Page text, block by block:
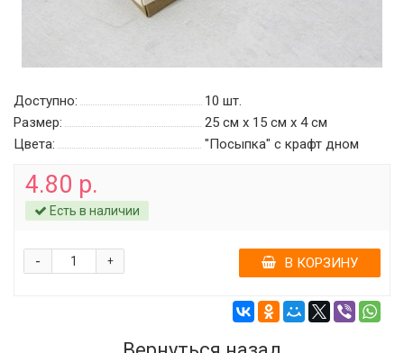
Доступно: 10 шт.
Размер:
25 см х 15 см х 4 см
Цвета:
"Посыпка" c крафт дном
4.80 р.
Есть в наличии
+
- В КОРЗИНУ